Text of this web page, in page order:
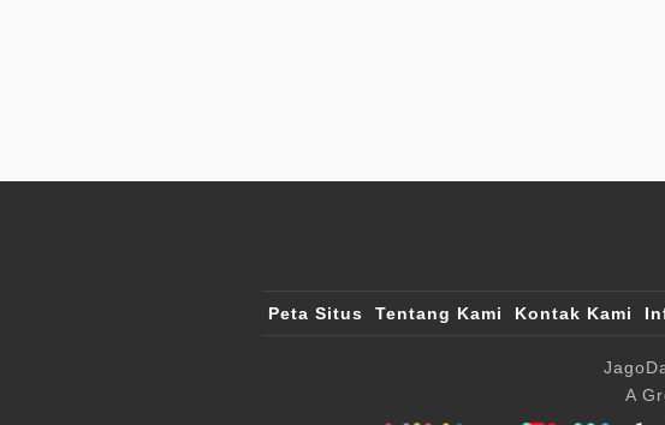
Peta Situs Tentang Kami Kontak Kami
A